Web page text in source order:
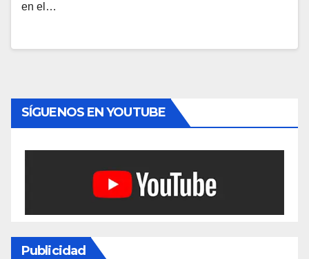
en el…
SÍGUENOS EN YOUTUBE
Publicidad